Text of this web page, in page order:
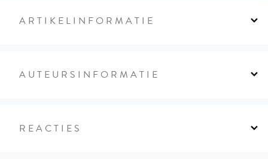
ARTIKELINFORMATIE
AUTEURSINFORMATIE
REACTIES